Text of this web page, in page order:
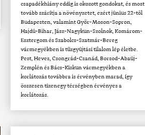
csapadékhiány eddig is okozott gondokat, és most
tovább szárítja a növényzetet, ezért június 22-től
Budapesten, valamint Győr-Moson-Sopron,
Hajdú-Bihar, Jász-Nagykun-Szolnok, Komárom-
Esztergom és Szabolcs-Szatmár-Bereg
vármegyékben is tűzgyújtási tilalom lép életbe.
Pest, Heves, Csongrád-Csanád, Borsod-Abaúj-
Zemplén és Bács-Kiskun vármegyékben a
korlátozás továbbra is érvényben marad, így
összesen tizenegy térségben érvényes a
korlátozás.